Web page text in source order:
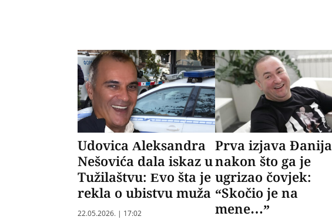
Udovica Aleksandra
Nešovića dala iskaz u
Tužilaštvu: Evo šta je
rekla o ubistvu muža
22.05.2026. | 17:02
Prva izjava Đanija
nakon što ga je
ugrizao čovjek:
“Skočio je na
mene…”